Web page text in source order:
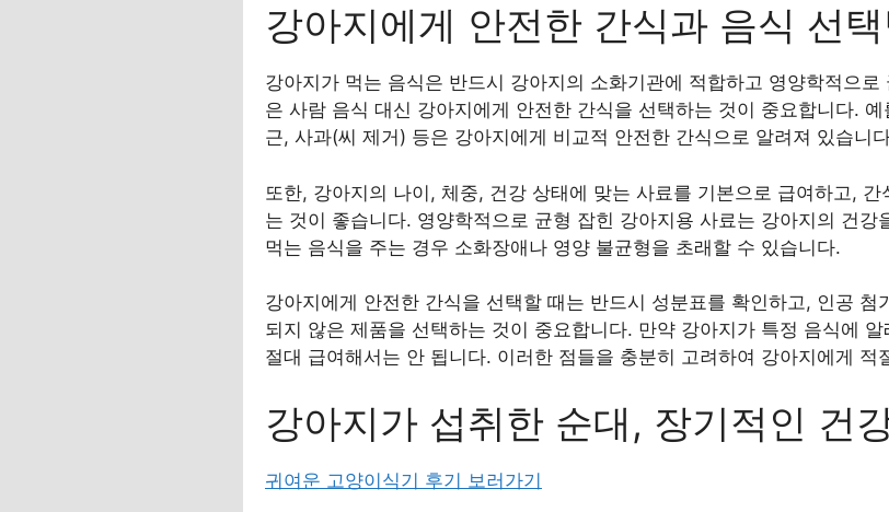
강아지에게 안전한 간식과 음식 선택
강아지가 먹는 음식은 반드시 강아지의 소화기관에 적합하고 영양학적으
은 사람 음식 대신 강아지에게 안전한 간식을 선택하는 것이 중요합니다.
근, 사과(씨 제거) 등은 강아지에게 비교적 안전한 간식으로 알려져 있습니
또한, 강아지의 나이, 체중, 건강 상태에 맞는 사료를 기본으로 급여하고,
는 것이 좋습니다. 영양학적으로 균형 잡힌 강아지용 사료는 강아지의 건강
먹는 음식을 주는 경우 소화장애나 영양 불균형을 초래할 수 있습니다.
강아지에게 안전한 간식을 선택할 때는 반드시 성분표를 확인하고, 인공
되지 않은 제품을 선택하는 것이 중요합니다. 만약 강아지가 특정 음식에
절대 급여해서는 안 됩니다. 이러한 점들을 충분히 고려하여 강아지에게 적
강아지가 섭취한 순대, 장기적인 건
귀여운 고양이식기 후기 보러가기